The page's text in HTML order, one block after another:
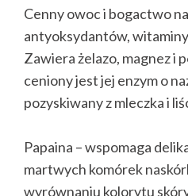
Cenny owoc i bogactwo
antyoksydantów,
Zawiera żelazo, magnez i
ceniony jest jej enzym o
pozyskiwany z mleczka i
Papaina – wspomaga
martwych komórek
wyrównaniu kolorytu